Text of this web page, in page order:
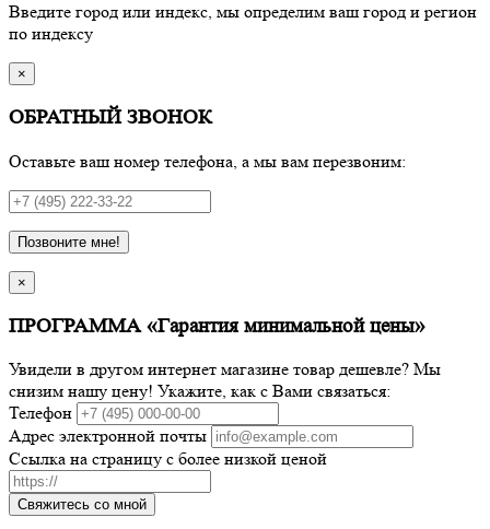
Введите город или индекс, мы определим ваш город и регион
по индексу
×
ОБРАТНЫЙ ЗВОНОК
Оставьте ваш номер телефона, а мы вам перезвоним:
Позвоните мне!
×
ПРОГРАММА «Гарантия минимальной цены»
Увидели в другом интернет магазине товар дешевле? Мы
снизим нашу цену! Укажите, как с Вами связаться:
Телефон
Адрес электронной почты
Ссылка на страницу с более низкой ценой
Свяжитесь со мной